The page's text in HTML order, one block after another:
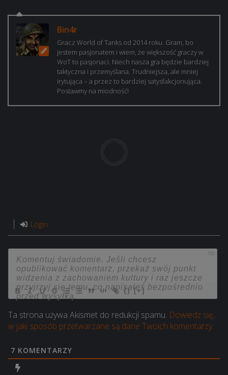
Bin4r
Gracz World of Tanks od 2014 roku. Gram, bo
jestem pasjonatem i wiem, że większość graczy w
WoT to pasjonaci. Niech nasza gra będzie bardziej
taktyczna i przemyślana. Trudniejsza, ale mniej
irytująca – a przez to bardziej satysfakcjonująca.
Postawmy na miodność!
Login
750
{} [+]
Ta strona używa Akismet do redukcji spamu. Dowiedz się,
w jaki sposób przetwarzane są dane Twoich komentarzy.
7 KOMENTARZY